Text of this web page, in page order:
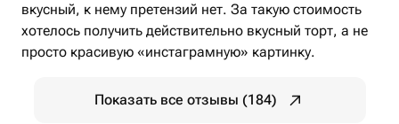
вкусный, к нему претензий нет. За такую стоимость
хотелось получить действительно вкусный торт, а не
просто красивую «инстаграмную» картинку.
Показать все отзывы (184)